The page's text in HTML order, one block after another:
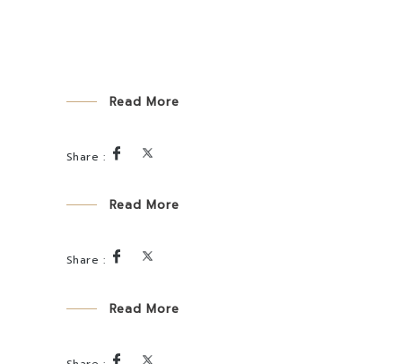
Read More
Read More
Read More